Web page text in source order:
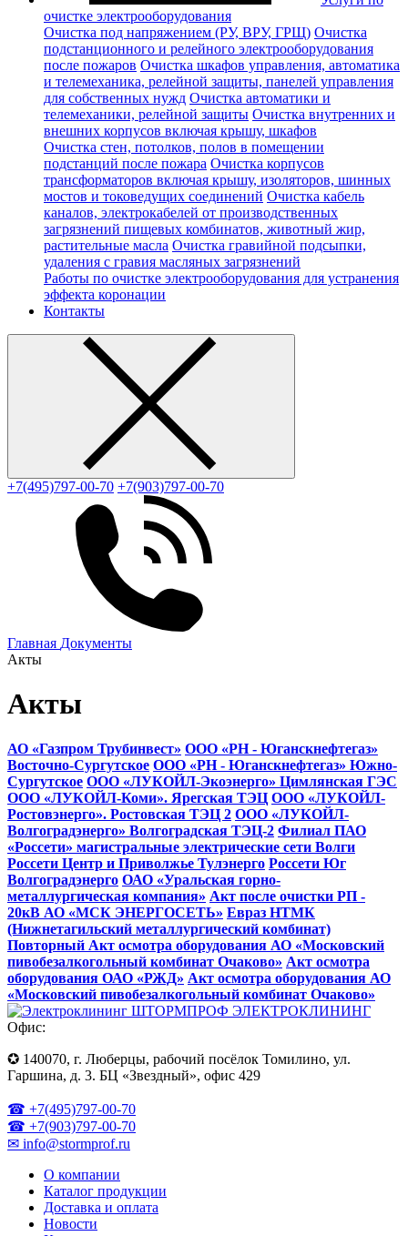
очистке электрооборудования
Очистка под напряжением (РУ, ВРУ, ГРЩ) Очистка
подстанционного и релейного электрооборудования
после пожаров Очистка шкафов управления, автоматика
и телемеханика, релейной защиты, панелей управления
для собственных нужд Очистка автоматики и
телемеханики, релейной защиты Очистка внутренних и
внешних корпусов включая крышу, шкафов
Очистка стен, потолков, полов в помещении
подстанций после пожара Очистка корпусов
трансформаторов включая крышу, изоляторов, шинных
мостов и токоведущих соединений Очистка кабель
каналов, электрокабелей от производственных
загрязнений пищевых комбинатов, животный жир,
растительные масла Очистка гравийной подсыпки,
удаления с гравия масляных загрязнений
Работы по очистке электрооборудования для устранения
эффекта коронации
Контакты
+7(495)797-00-70 +7(903)797-00-70
Главная Документы
Акты
Акты
АО «Газпром Трубинвест» ООО «РН - Юганскнефтегаз»
Восточно-Сургутское ООО «РН - Юганскнефтегаз» Южно-
Сургутское ООО «ЛУКОЙЛ-Экоэнерго» Цимлянская ГЭС
ООО «ЛУКОЙЛ-Коми». Ярегская ТЭЦ ООО «ЛУКОЙЛ-
Ростовэнерго». Ростовская ТЭЦ 2 ООО «ЛУКОЙЛ-
Волгоградэнерго» Волгоградская ТЭЦ-2 Филиал ПАО
«Россети» магистральные электрические сети Волги
Россети Центр и Приволжье Тулэнерго Россети Юг
Волгоградэнерго ОАО «Уральская горно-
металлургическая компания» Акт после очистки РП -
20кВ АО «МСК ЭНЕРГОСЕТЬ» Евраз НТМК
(Нижнетагильский металлургический комбинат)
Повторный Акт осмотра оборудования АО «Московский
пивобезалкогольный комбинат Очаково» Акт осмотра
оборудования ОАО «РЖД» Акт осмотра оборудования АО
«Московский пивобезалкогольный комбинат Очаково»
ЭЛЕКТРОКЛИНИНГ
Офис:
✪ 140070, г. Люберцы, рабочий посёлок Томилино, ул.
Гаршина, д. 3. БЦ «Звездный», офис 429
☎ +7(495)797-00-70
☎ +7(903)797-00-70
✉ info@stormprof.ru
О компании
Каталог продукции
Доставка и оплата
Новости